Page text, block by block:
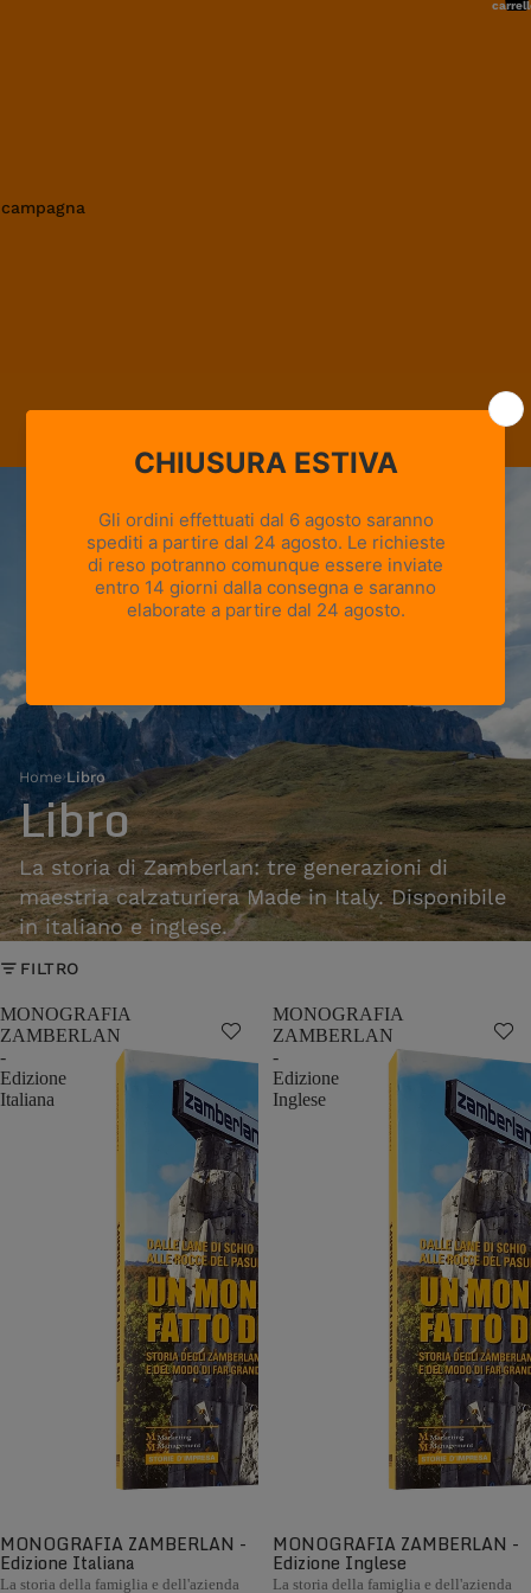
Home›Libro
Libro
La storia di Zamberlan: tre generazioni di
maestria calzaturiera Made in Italy. Disponibile
in italiano e inglese.
FILTRO
MONOGRAFIA
ZAMBERLAN
-
Edizione
Italiana
MONOGRAFIA ZAMBERLAN -
Edizione Italiana
La storia della famiglia e dell'azienda
MONOGRAFIA
ZAMBERLAN
-
Edizione
Inglese
MONOGRAFIA ZAMBERLAN -
Edizione Inglese
La storia della famiglia e dell'azienda